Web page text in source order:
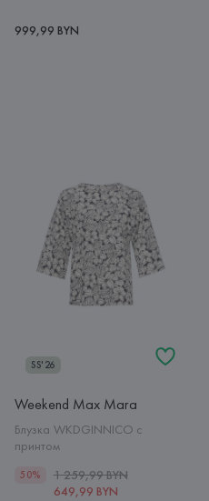
999,99 BYN
SS'26
Weekend Max Mara
Блузка WKDGINNICO с
принтом
50%
1 259,99 BYN
649,99 BYN